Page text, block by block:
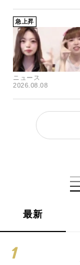
急上昇
ニュース
2026.08.08
最新